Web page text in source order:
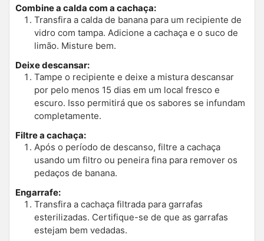
Combine a calda com a cachaça:
Transfira a calda de banana para um recipiente de
vidro com tampa. Adicione a cachaça e o suco de
limão. Misture bem.
Deixe descansar:
Tampe o recipiente e deixe a mistura descansar
por pelo menos 15 dias em um local fresco e
escuro. Isso permitirá que os sabores se infundam
completamente.
Filtre a cachaça:
Após o período de descanso, filtre a cachaça
usando um filtro ou peneira fina para remover os
pedaços de banana.
Engarrafe:
Transfira a cachaça filtrada para garrafas
esterilizadas. Certifique-se de que as garrafas
estejam bem vedadas.